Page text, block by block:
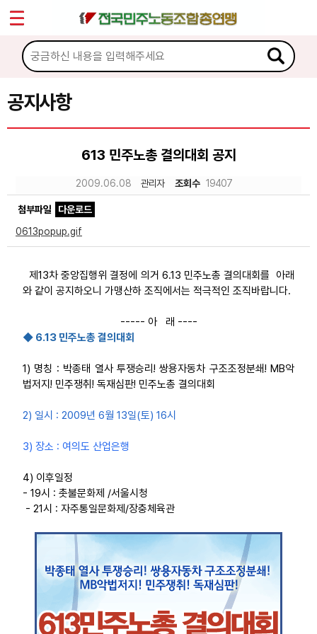
공지사항
613 민주노총 결의대회 공지
2009.06.08 관리자 조회수 19407
첨부파일
다운로드
0613popup.gif
제13차 중앙집행위 결정에 의거 6.13 민주노총 결의대회를 아래
와 같이 공지하오니 가맹산하 조직에서는 적극적인 조직바랍니다.
----- 아 래 ----
◆ 6.13 민주노총 결의대회
1) 명칭 : 박종태 열사 투쟁승리! 쌍용자동차 구조조정분쇄! MB악
법저지! 민주쟁취! 독재심판! 민주노총 결의대회
2) 일시 : 2009년 6월 13일(토) 16시
3) 장소 : 여의도 산업은행
4) 이후일정
- 19시 : 촛불문화제 /서울시청
- 21시 : 자주통일문화제/장충체육관
마이페이지
소개
소식
공지사항
노동상담
Sketchbook5, 스케치북5
Sketchbook5, 스케치북5